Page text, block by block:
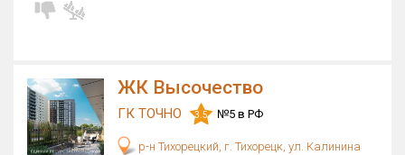
ЖК Высочество
ГК ТОЧНО 3.5 №5 в РФ
р-н Тихорецкий, г. Тихорецк, ул. Калинина